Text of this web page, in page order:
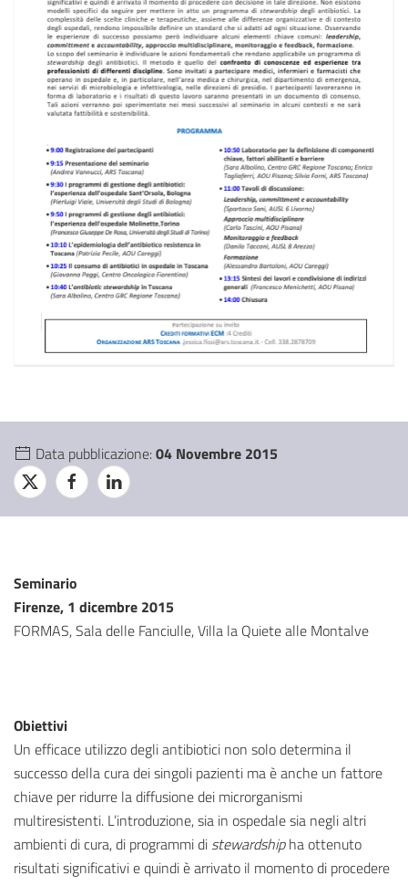
Data pubblicazione:04 Novembre 2015
Seminario
Firenze, 1 dicembre 2015
FORMAS, Sala delle Fanciulle, Villa la Quiete alle Montalve
Obiettivi
Un efficace utilizzo degli antibiotici non solo determina il
successo della cura dei singoli pazienti ma è anche un fattore
chiave per ridurre la diffusione dei microrganismi
multiresistenti. L’introduzione, sia in ospedale sia negli altri
ambienti di cura, di programmi di stewardshipha ottenuto
risultati significativi e quindi è arrivato il momento di procedere